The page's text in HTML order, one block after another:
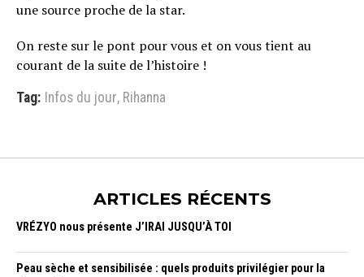
une source proche de la star.
On reste sur le pont pour vous et on vous tient au
courant de la suite de l’histoire !
Tag: Infos du jour, Rihanna
ARTICLES RÉCENTS
VRÉZYO nous présente J’IRAI JUSQU’À TOI
Peau sèche et sensibilisée : quels produits privilégier pour la